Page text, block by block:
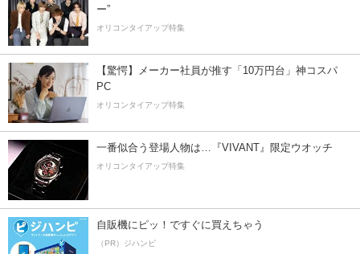
ー”
オリコンタイアップ特集
【驚愕】メーカー社員が推す「10万円台」神コスパ
PC
オリコンタイアップ特集
一番似合う登場人物は…『VIVANT』限定ウオッチ
オリコンタイアップ特集
自販機にピッ！ですぐに買えちゃう
（PR）ジハンピ